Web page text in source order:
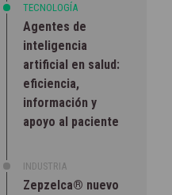
TECNOLOGÍA
Agentes de
inteligencia
artificial en salud:
eficiencia,
información y
apoyo al paciente
INDUSTRIA
Zepzelca® nuevo